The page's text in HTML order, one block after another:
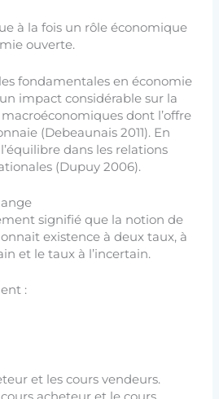
à la fois un rôle économique
ouverte.
fondamentales en économie
impact considérable sur la
dont l’offre
(Debeaunais 2011). En
dans les relations
(Dupuy 2006).
signifié que la notion de
existence à deux taux, à
et le taux à l’incertain.
:
et les cours vendeurs.